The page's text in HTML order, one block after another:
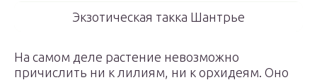
Экзотическая такка Шантрье
На самом деле растение невозможно
причислить ни к лилиям, ни к орхидеям. Оно